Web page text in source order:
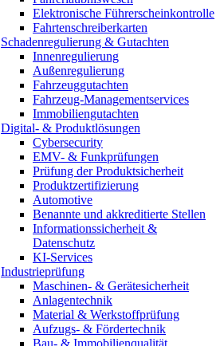
Elektronische Führerscheinkontrolle
Fahrtenschreiberkarten
Schadenregulierung & Gutachten
Innenregulierung
Außenregulierung
Fahrzeuggutachten
Fahrzeug-Managementservices
Immobiliengutachten
Digital- & Produktlösungen
Cybersecurity
EMV- & Funkprüfungen
Prüfung der Produktsicherheit
Produktzertifizierung
Automotive
Benannte und akkreditierte Stellen
Informationssicherheit &
Datenschutz
KI-Services
Industrieprüfung
Maschinen- & Gerätesicherheit
Anlagentechnik
Material & Werkstoffprüfung
Aufzugs- & Fördertechnik
Bau- & Immobilienqualität